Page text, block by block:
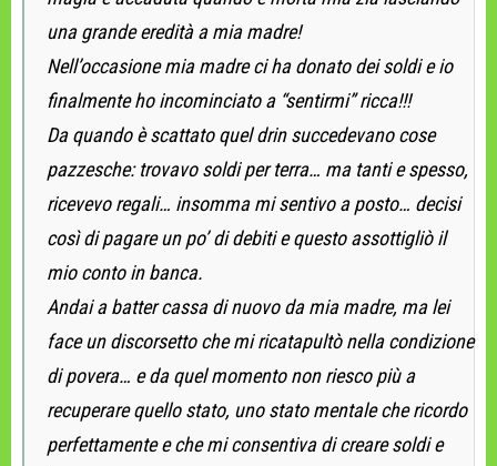
una grande eredità a mia madre!
Nell’occasione mia madre ci ha donato dei soldi e io
finalmente ho incominciato a “sentirmi” ricca!!!
Da quando è scattato quel drin succedevano cose
pazzesche: trovavo soldi per terra… ma tanti e spesso,
ricevevo regali… insomma mi sentivo a posto… decisi
così di pagare un po’ di debiti e questo assottigliò il
mio conto in banca.
Andai a batter cassa di nuovo da mia madre, ma lei
face un discorsetto che mi ricatapultò nella condizione
di povera… e da quel momento non riesco più a
recuperare quello stato, uno stato mentale che ricordo
perfettamente e che mi consentiva di creare soldi e